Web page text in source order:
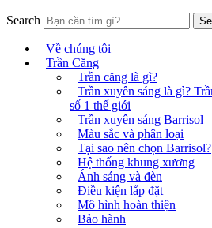
Search
Về chúng tôi
Trần Căng
Trần căng là gì?
Trần xuyên sáng là gì?
số 1 thế giới
Trần xuyên sáng Barrisol
Màu sắc và phân loại
Tại sao nên chọn Barrisol?
Hệ thống khung xương
Ánh sáng và đèn
Điều kiện lắp đặt
Mô hình hoàn thiện
Bảo hành